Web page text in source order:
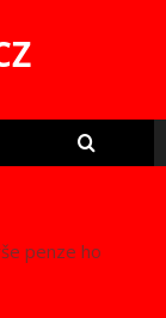
penze ho